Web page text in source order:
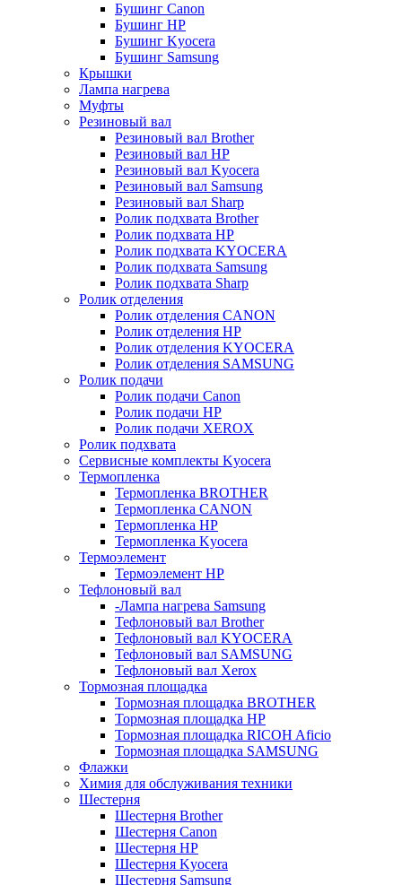
Бушинг Canon
Бушинг HP
Бушинг Kyocera
Бушинг Samsung
Крышки
Лампа нагрева
Муфты
Резиновый вал
Резиновый вал Brother
Резиновый вал HP
Резиновый вал Kyocera
Резиновый вал Samsung
Резиновый вал Sharp
Ролик подхвата Brother
Ролик подхвата HP
Ролик подхвата KYOCERA
Ролик подхвата Samsung
Ролик подхвата Sharp
Ролик отделения
Ролик отделения CANON
Ролик отделения HP
Ролик отделения KYOCERA
Ролик отделения SAMSUNG
Ролик подачи
Ролик подачи Canon
Ролик подачи HP
Ролик подачи XEROX
Ролик подхвата
Сервисные комплекты Kyocera
Термопленка
Термопленка BROTHER
Термопленка CANON
Термопленка HP
Термопленка Kyocera
Термоэлемент
Термоэлемент НР
Тефлоновый вал
-Лампа нагрева Samsung
Тефлоновый вал Brother
Тефлоновый вал KYOCERA
Тефлоновый вал SAMSUNG
Тефлоновый вал Xerox
Тормозная площадка
Тормозная площадка BROTHER
Тормозная площадка HP
Тормозная площадка RICOH Aficio
Тормозная площадка SAMSUNG
Флажки
Химия для обслуживания техники
Шестерня
Шестерня Brother
Шестерня Canon
Шестерня HP
Шестерня Kyocera
Шестерня Samsung